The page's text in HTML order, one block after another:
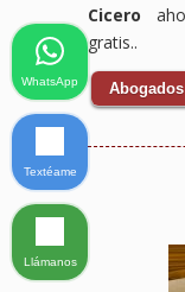
Cicero
gratis..
WhatsApp
Textéame
Llámanos